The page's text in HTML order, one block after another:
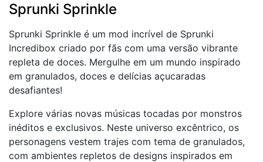
Sprunki Sprinkle
Sprunki Sprinkle é um mod incrível de Sprunki
Incredibox criado por fãs com uma versão vibrante
repleta de doces. Mergulhe em um mundo inspirado
em granulados, doces e delícias açucaradas
desafiantes!
Explore várias novas músicas tocadas por monstros
inéditos e exclusivos. Neste universo excêntrico, os
personagens vestem trajes com tema de granulados,
com ambientes repletos de designs inspirados em